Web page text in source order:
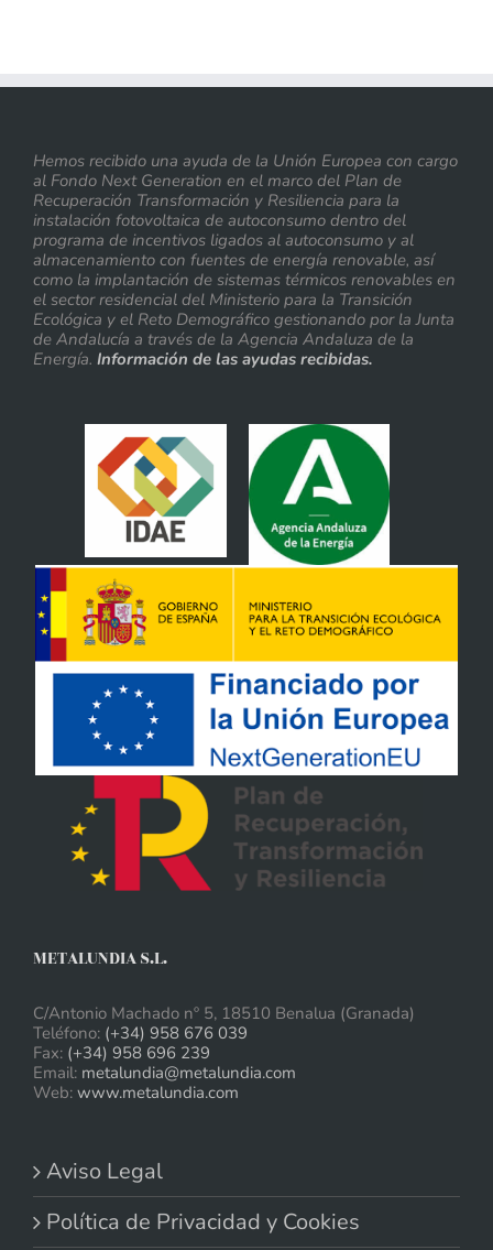
Hemos recibido una ayuda de la Unión Europea con cargo
al Fondo Next Generation en el marco del Plan de
Recuperación Transformación y Resiliencia para la
instalación fotovoltaica de autoconsumo dentro del
programa de incentivos ligados al autoconsumo y al
almacenamiento con fuentes de energía renovable, así
como la implantación de sistemas térmicos renovables en
el sector residencial del Ministerio para la Transición
Ecológica y el Reto Demográfico gestionando por la Junta
de Andalucía a través de la Agencia Andaluza de la
Energía. Información de las ayudas recibidas.
METALUNDIA S.L.
C/Antonio Machado nº 5, 18510 Benalua (Granada)
Teléfono: (+34) 958 676 039
Fax: (+34) 958 696 239
Email: metalundia@metalundia.com
Web: www.metalundia.com
Aviso Legal
Política de Privacidad y Cookies